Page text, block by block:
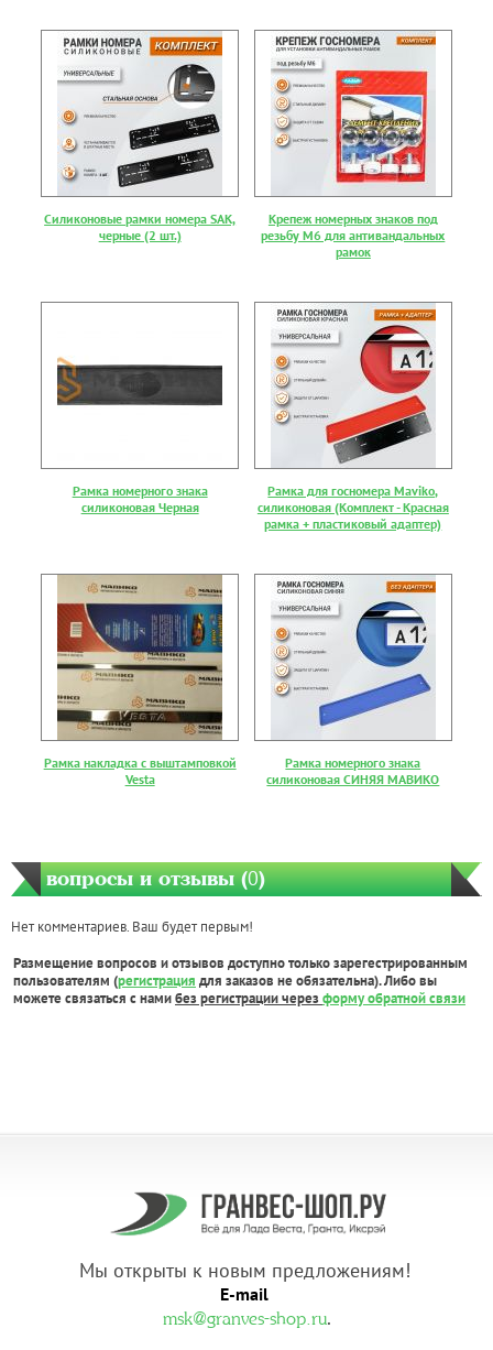
Силиконовые рамки номера SAK,
черные (2 шт.)
Крепеж номерных знаков под
резьбу М6 для антивандальных
рамок
Рамка номерного знака
силиконовая Черная
Рамка для госномера Maviko,
силиконовая (Комплект - Красная
рамка + пластиковый адаптер)
Рамка накладка с выштамповкой
Vesta
Рамка номерного знака
силиконовая СИНЯЯ МАВИКО
вопросы и отзывы (0)
Нет комментариев. Ваш будет первым!
Размещение вопросов и отзывов доступно только зарегестрированным
пользователям (регистрация для заказов не обязательна). Либо вы
можете связаться с намибез регистрации через форму обратной связи
Мы открыты к новым предложениям!
E-mail
msk@granves-shop.ru.